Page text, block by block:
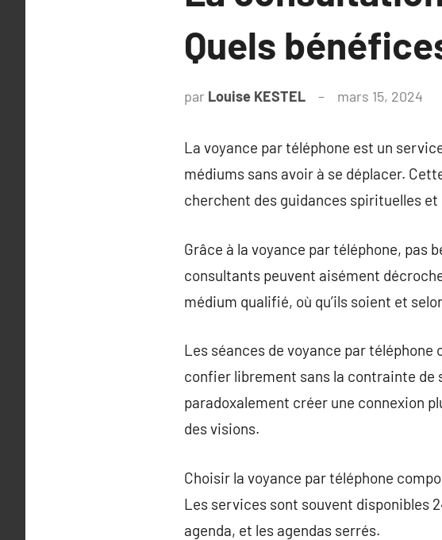
Quels
par Louise KESTEL mars 15, 2024
La voyance par téléphone est un
médiums sans avoir à se déplacer.
cherchent des guidances spirituelles
Grâce à la voyance par téléphone, pas
consultants peuvent aisément
médium qualifié, où qu’ils soient et
Les séances de voyance par
confier librement sans la contrainte de
paradoxalement créer une connexion
des visions.
Choisir la voyance par téléphone
Les services sont souvent disponibles
agenda, et les agendas serrés.